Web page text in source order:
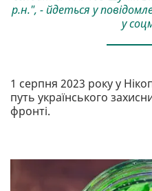
р.н.", - йдеться у
у
1 серпня 2023 року у
путь українського
фронті.